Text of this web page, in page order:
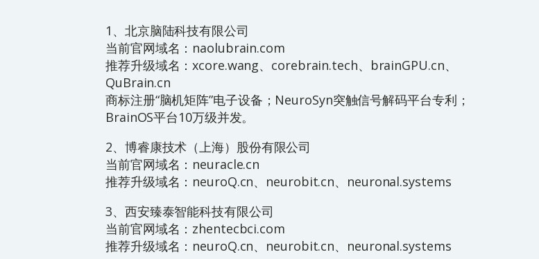
1、北京脑陆科技有限公司
当前官网域名：naolubrain.com
推荐升级域名：xcore.wang、corebrain.tech、brainGPU.cn、
QuBrain.cn
商标注册“脑机矩阵”电子设备；NeuroSyn突触信号解码平台专利；
BrainOS平台10万级并发。
2、博睿康技术（上海）股份有限公司
当前官网域名：neuracle.cn
推荐升级域名：neuroQ.cn、neurobit.cn、neuronal.systems
3、西安臻泰智能科技有限公司
当前官网域名：zhentecbci.com
推荐升级域名：neuroQ.cn、neurobit.cn、neuronal.systems